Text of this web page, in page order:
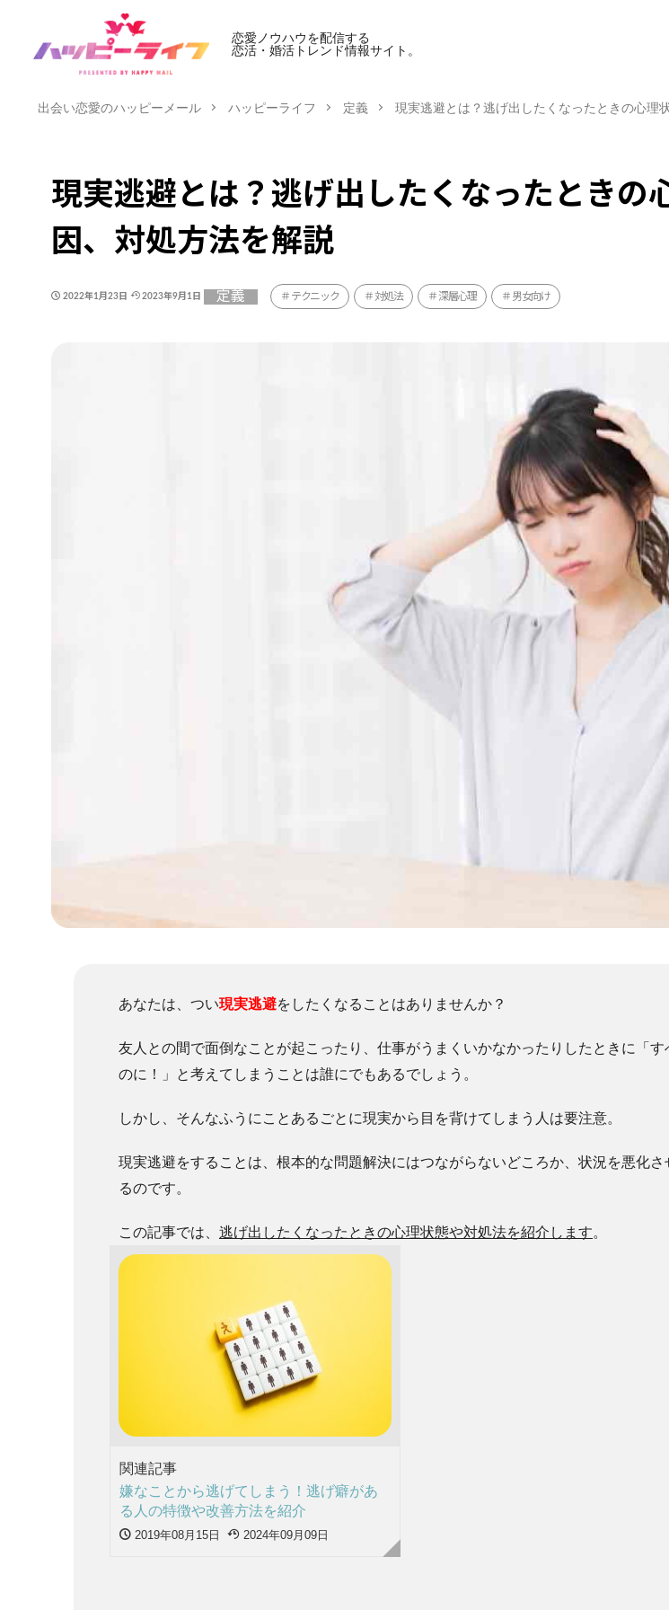
恋愛ノウハウを配信する
恋活・婚活トレンド情報サイト。
出会い恋愛のハッピーメール ハッピーライフ 定義 現実逃避とは？逃げ出したくなったときの心理
現実逃避とは？逃げ出したくなったときの
因、対処方法を解説
2022年1月23日 2023年9月1日 定義 テクニック 対処法 深層心理 男女向け
あなたは、つい現実逃避をしたくなることはありませんか？
友人との間で面倒なことが起こったり、仕事がうまくいかなかったりしたときに「
のに！」と考えてしまうことは誰にでもあるでしょう。
しかし、そんなふうにことあるごとに現実から目を背けてしまう人は要注意。
現実逃避をすることは、根本的な問題解決にはつながらないどころか、状況を悪化
るのです。
この記事では、 逃げ出したくなったときの心理状態や対処法を紹介します。
関連記事
嫌なことから逃げてしまう！逃げ癖があ
る人の特徴や改善方法を紹介
2019年08月15日 2024年09月09日